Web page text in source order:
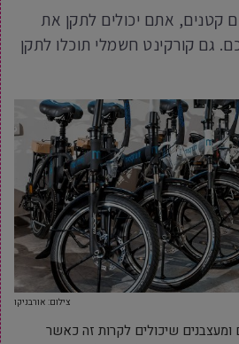
קטנים, אתם יכולים לתקן את
גם קורקינט חשמלי תוכלו לתקן
צילום: אורבניקו
שיכולים לקרות זה כאשר